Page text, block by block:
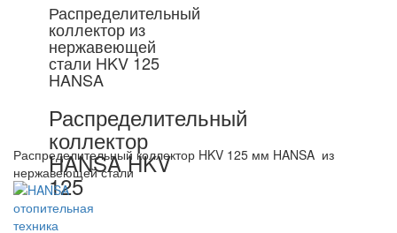
Распределительный
коллектор из
нержавеющей
стали HKV 125
HANSA
Распределительный
коллектор
HANSA HKV
125
Распределительный коллектор HKV 125 мм HANSA из
нержавеющей стали